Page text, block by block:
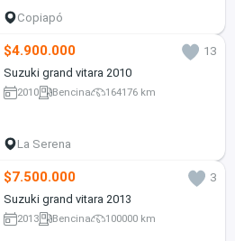
Copiapó
$4.900.000
13
Suzuki grand vitara 2010
2010 Bencina 164176 km
La Serena
$7.500.000
3
Suzuki grand vitara 2013
2013 Bencina 100000 km